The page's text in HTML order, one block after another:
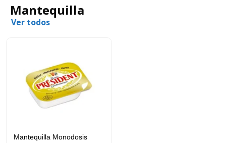
Mantequilla
Ver todos
Mantequilla Monodosis